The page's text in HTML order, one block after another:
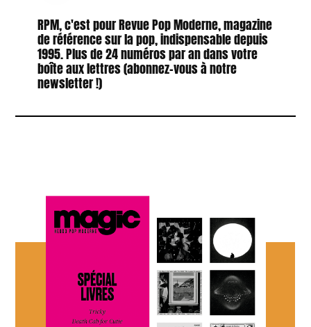
RPM, c'est pour Revue Pop Moderne, magazine
de référence sur la pop, indispensable depuis
1995. Plus de 24 numéros par an dans votre
boîte aux lettres (abonnez-vous à notre
newsletter !)